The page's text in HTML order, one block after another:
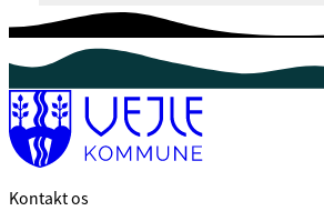
Kontakt os